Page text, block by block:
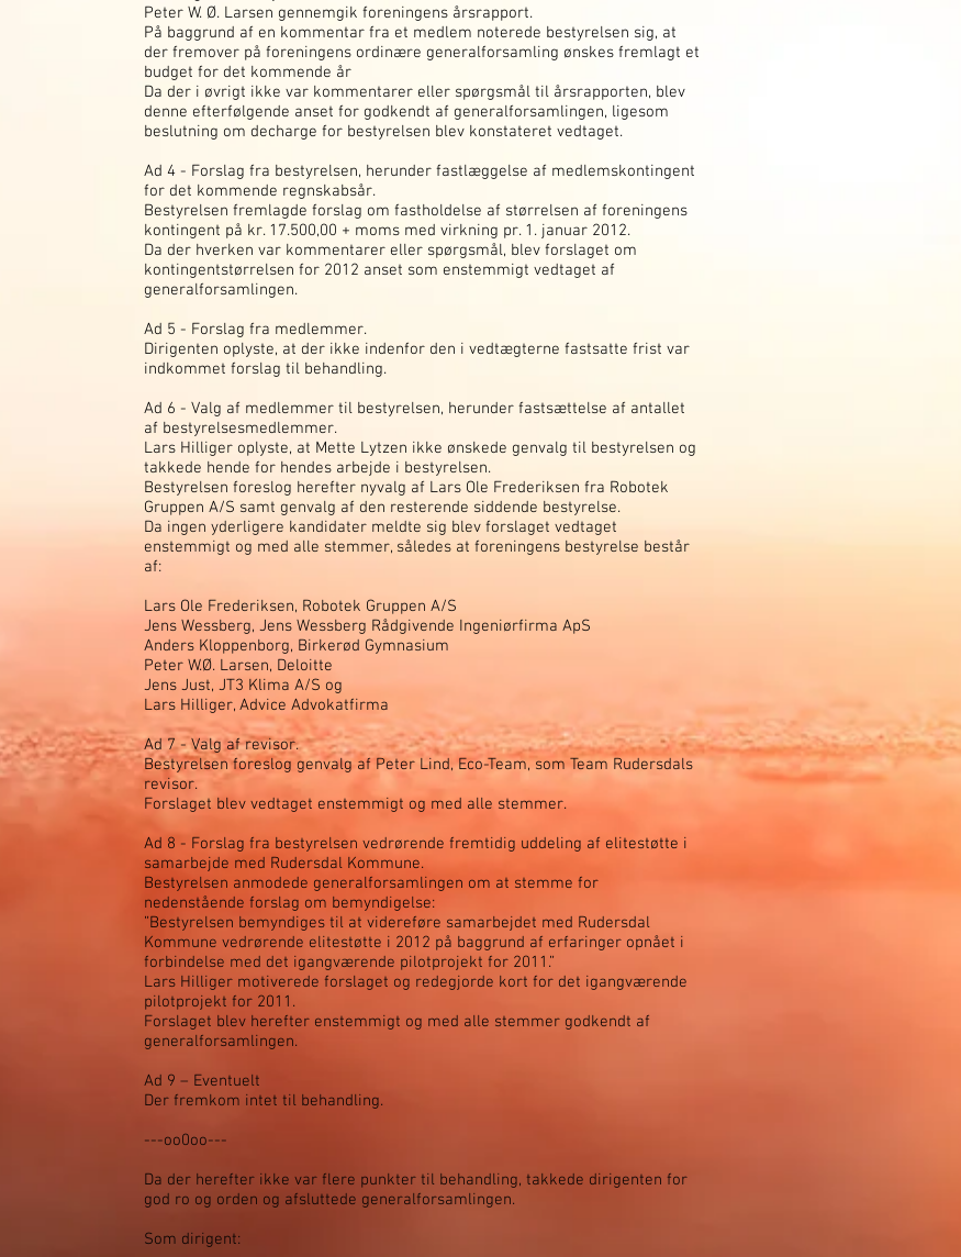
Peter W. Ø. Larsen gennemgik foreningens årsrapport.
På baggrund af en kommentar fra et medlem noterede bestyrelsen sig, at
der fremover på foreningens ordinære generalforsamling ønskes fremlagt et
budget for det kommende år
Da der i øvrigt ikke var kommentarer eller spørgsmål til årsrapporten, blev
denne efterfølgende anset for godkendt af generalforsamlingen, ligesom
beslutning om decharge for bestyrelsen blev konstateret vedtaget.
Ad 4 - Forslag fra bestyrelsen, herunder fastlæggelse af medlemskontingent
for det kommende regnskabsår.
Bestyrelsen fremlagde forslag om fastholdelse af størrelsen af foreningens
kontingent på kr. 17.500,00 + moms med virkning pr. 1. januar 2012.
Da der hverken var kommentarer eller spørgsmål, blev forslaget om
kontingentstørrelsen for 2012 anset som enstemmigt vedtaget af
generalforsamlingen.
Ad 5 - Forslag fra medlemmer.
Dirigenten oplyste, at der ikke indenfor den i vedtægterne fastsatte frist var
indkommet forslag til behandling.
Ad 6 - Valg af medlemmer til bestyrelsen, herunder fastsættelse af antallet
af bestyrelsesmedlemmer.
Lars Hilliger oplyste, at Mette Lytzen ikke ønskede genvalg til bestyrelsen og
takkede hende for hendes arbejde i bestyrelsen.
Bestyrelsen foreslog herefter nyvalg af Lars Ole Frederiksen fra Robotek
Gruppen A/S samt genvalg af den resterende siddende bestyrelse.
Da ingen yderligere kandidater meldte sig blev forslaget vedtaget
enstemmigt og med alle stemmer, således at foreningens bestyrelse består
af:
Lars Ole Frederiksen, Robotek Gruppen A/S
Jens Wessberg, Jens Wessberg Rådgivende Ingeniørfirma ApS
Anders Kloppenborg, Birkerød Gymnasium
Peter W.Ø. Larsen, Deloitte
Jens Just, JT3 Klima A/S og
Lars Hilliger, Advice Advokatfirma
Ad 7 - Valg af revisor.
Bestyrelsen foreslog genvalg af Peter Lind, Eco-Team, som Team Rudersdals
revisor.
Forslaget blev vedtaget enstemmigt og med alle stemmer.
Ad 8 - Forslag fra bestyrelsen vedrørende fremtidig uddeling af elitestøtte i
samarbejde med Rudersdal Kommune.
Bestyrelsen anmodede generalforsamlingen om at stemme for
nedenstående forslag om bemyndigelse:
”Bestyrelsen bemyndiges til at videreføre samarbejdet med Rudersdal
Kommune vedrørende elitestøtte i 2012 på baggrund af erfaringer opnået i
forbindelse med det igangværende pilotprojekt for 2011.”
Lars Hilliger motiverede forslaget og redegjorde kort for det igangværende
pilotprojekt for 2011.
Forslaget blev herefter enstemmigt og med alle stemmer godkendt af
generalforsamlingen.
Ad 9 – Eventuelt
Der fremkom intet til behandling.
---oo0oo---
Da der herefter ikke var flere punkter til behandling, takkede dirigenten for
god ro og orden og afsluttede generalforsamlingen.
Som dirigent: